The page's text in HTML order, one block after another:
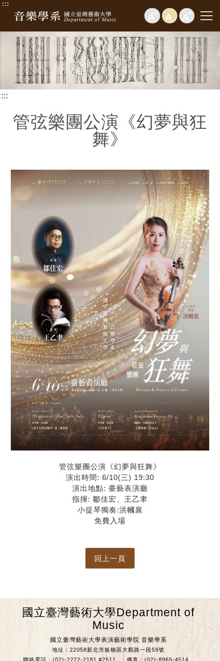
:::
:::
管弦樂團公演《幻夢與狂
舞》
管弦樂團公演《幻夢與狂舞》
演出時間: 6/10(三) 19:30
演出地點: 臺藝表演廳
指揮: 鄒佳宏、王乙聿
小提琴獨奏:洪幗襄
免費入場
國立臺灣藝術大學Department of
Music
國立臺灣藝術大學表演藝術學院 音樂學系
地址：22058新北市板橋區大觀路一段59號
聯絡電話：(02)-2272-2181 #2511
傳真：(02)-8965-4514